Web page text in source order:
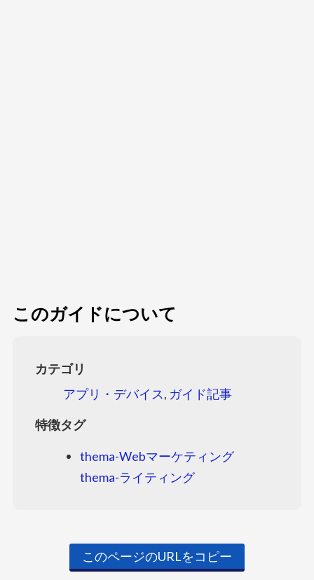
このガイドについて
カテゴリ
アプリ・デバイス, ガイド記事
特徴タグ
thema-Webマーケティング
thema-ライティング
このページのURLをコピー